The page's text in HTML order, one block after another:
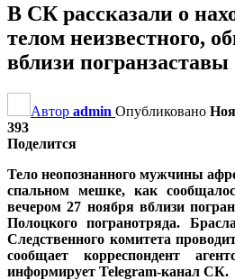
В СК рассказали о
телом неизвестного,
вблизи погранзаставы
Автор admin Опубликовано Ноя
393
Поделится
Тело неопознанного мужчины
спальном мешке, как
вечером 27 ноября вблизи
Полоцкого погранотряда.
Следственного комитета
сообщает корреспондент
информирует Telegram-канал СК.